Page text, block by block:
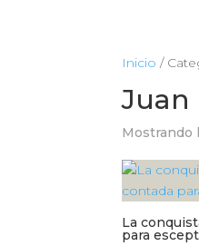
Inicio /
Juan
Mostrando
La
para